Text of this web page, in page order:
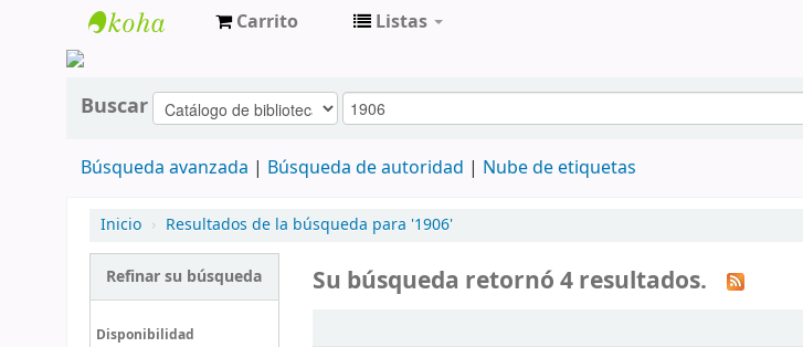
Carrito Listas
Buscar
Búsqueda avanzada Búsqueda de autoridad Nube de etiquetas
Inicio › Resultados de la búsqueda para '1906'
Refinar su búsqueda
Disponibilidad
Su búsqueda retornó 4 resultados.